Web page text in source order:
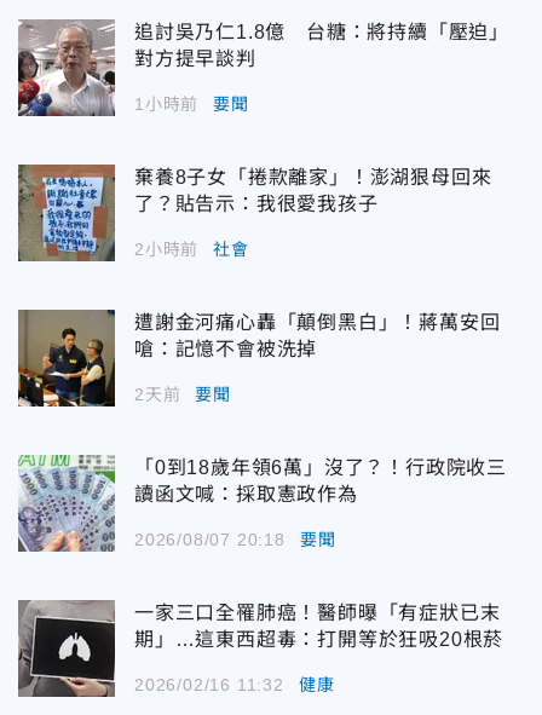
追討吳乃仁1.8億 台糖：將持續「壓迫」
對方提早談判
1小時前 要聞
棄養8子女「捲款離家」！澎湖狠母回來
了？貼告示：我很愛我孩子
2小時前 社會
遭謝金河痛心轟「顛倒黑白」！蔣萬安回
嗆：記憶不會被洗掉
2天前 要聞
「0到18歲年領6萬」沒了？！行政院收三
讀函文喊：採取憲政作為
2026/08/07 20:18 要聞
一家三口全罹肺癌！醫師曝「有症狀已末
期」…這東西超毒：打開等於狂吸20根菸
2026/02/16 11:32 健康